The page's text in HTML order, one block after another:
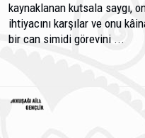
kaynaklanan kutsala saygı,
ihtiyacını karşılar ve onu
bir can simidi görevini ...